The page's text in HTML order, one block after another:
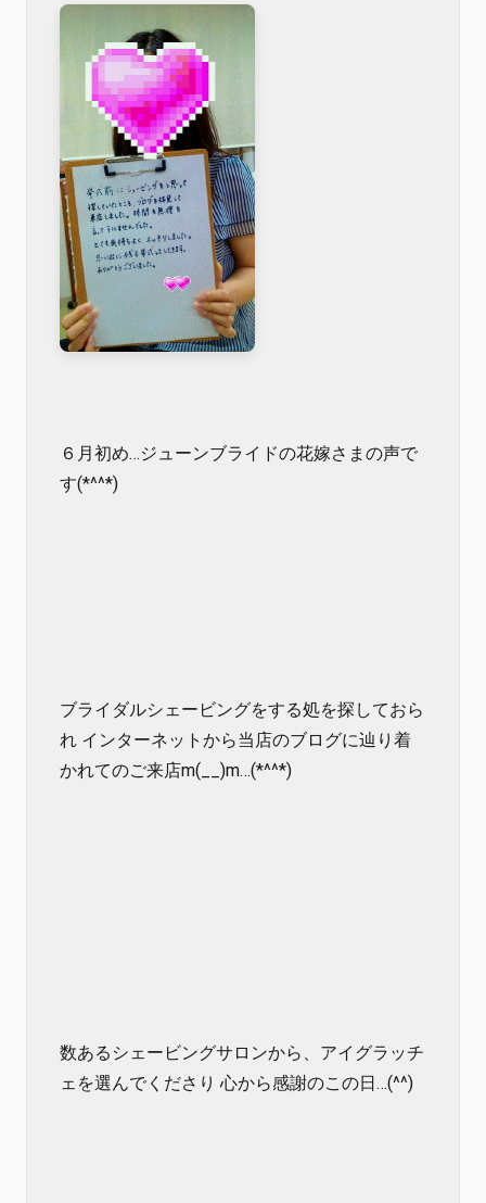
６月初め…ジューンブライドの花嫁さまの声で
す(*^^*)
ブライダルシェービングをする処を探しておら
れ インターネットから当店のブログに辿り着
かれてのご来店m(__)m…(*^^*)
数あるシェービングサロンから、アイグラッチ
ェを選んでくださり 心から感謝のこの日…(^^)